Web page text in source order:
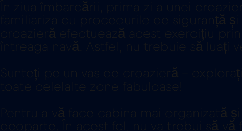
În ziua îmbarcării, prima zi a unei
familiariza cu procedurile de siguranță
croazieră efectuează acest exercițiu
întreaga navă. Astfel, nu trebuie să luați
Sunteți pe un vas de croazieră -
toate celelalte zone fabuloase!
Pentru a vă face cabina mai organizată
deoparte. În acest fel, nu va trebui să